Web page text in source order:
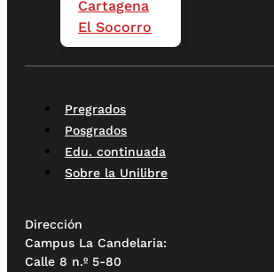
Cartagena
El Socorro
Pregrados
Posgrados
Edu. continuada
Sobre la Unilibre
Dirección
Campus La Candelaria:
Calle 8 n.º 5-80